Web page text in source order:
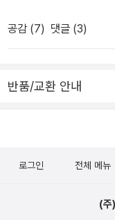
도 한다.전집은 전집으
걸 원칙으로 한다. 제3
~16시첨단 대상공원 도
주관 책나눔 행사가 이
탕으로 세 달 전부터 일
한 사람들이 행사가 겹
나는 독서골든벨 OX
우리는 모두 소중해요
공감 (7) 댓글 (3)
반품/교환 안내
로그인 전체 메뉴
(주